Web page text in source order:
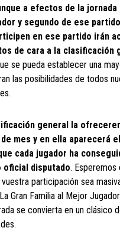
a efectos de la
y segundo de ese
en ese partido irán
de cara a la clasificación
se pueda establecer una
las posibilidades de todos
general la
mes y en ella aparecerá
cada jugador ha
oficial disputado. Esperemos
vuestra participación sea
Gran Familia al Mejor
se convierta en un clásico